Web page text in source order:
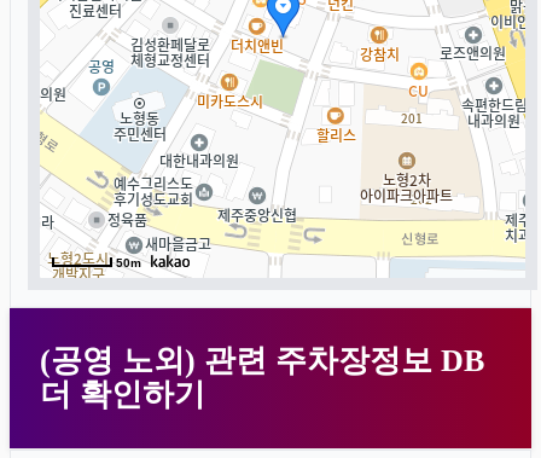
50m
(공영 노외) 관련 주차장정보 DB
더 확인하기